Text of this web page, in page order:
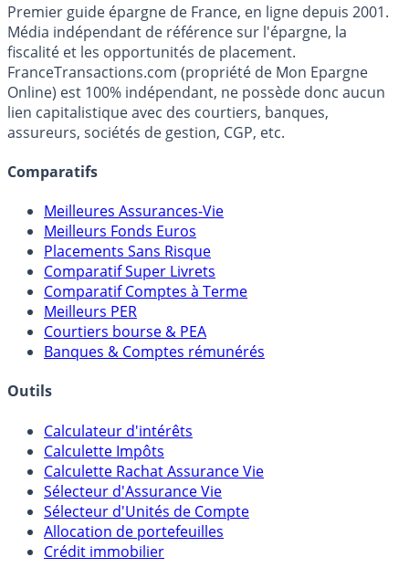
FranceTransactions.com
Premier guide épargne de France, en ligne depuis 2001.
Média indépendant de référence sur l'épargne, la
fiscalité et les opportunités de placement.
FranceTransactions.com (propriété de Mon Epargne
Online) est 100% indépendant, ne possède donc aucun
lien capitalistique avec des courtiers, banques,
Meilleures Assurances-Vie
Meilleurs Fonds Euros
Placements Sans Risque
Comparatif Super Livrets
Comparatif Comptes à Terme
Meilleurs PER
Courtiers bourse & PEA
Calculateur d'intérêts
Calculette Impôts
Calculette Rachat Assurance Vie
Sélecteur d'Assurance Vie
Sélecteur d'Unités de Compte
Allocation de portefeuilles